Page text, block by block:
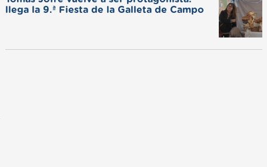
llega la 9.ª Fiesta de la Galleta de Campo